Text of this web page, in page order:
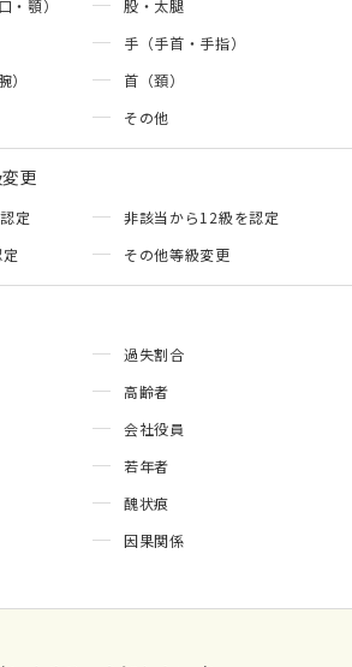
・顎）
股・太腿
手（手首・手指）
首（頚）
その他
更
定
非該当から12級を認定
その他等級変更
過失割合
高齢者
会社役員
若年者
醜状痕
因果関係